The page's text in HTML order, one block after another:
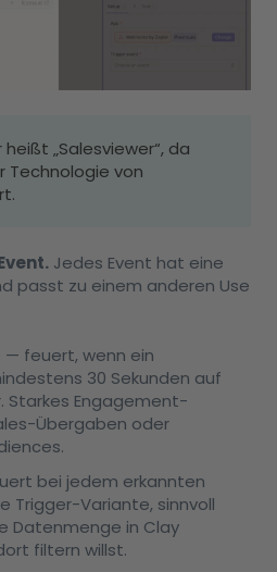
„Salesviewer“, da
Technologie von
Jedes Event hat eine
passt zu einem anderen Use
— feuert, wenn ein
30 Sekunden auf
Starkes Engagement-
Übergaben oder
bei jedem erkannten
Trigger-Variante, sinnvoll
Datenmenge in Clay
filtern willst.